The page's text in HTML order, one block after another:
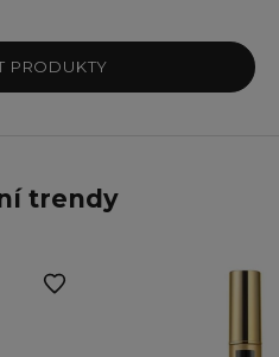
PRODUKTY
trendy